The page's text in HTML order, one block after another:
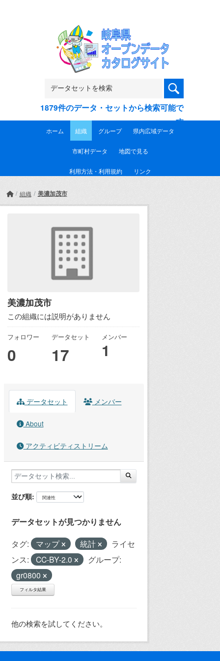
1879件のデータ・セットから検索可能で
す
ホーム 組織 グループ 県内広域データ
市町村データ 地図で見る
利用方法・利用規約 リンク
組織 美濃加茂市
美濃加茂市
この組織には説明がありません
フォロワー
0
データセット
17
メンバー
1
データセット メンバー
About
アクティビティストリーム
並び順
データセットが見つかりません
タグ: マップ 統計
ライセ
ンス:
CC-BY-2.0
グループ:
gr0800
フィルタ結果
他の検索を試してください。